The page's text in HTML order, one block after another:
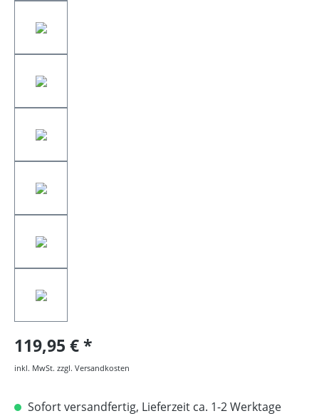
119,95 €
inkl. MwSt. zzgl. Versandkosten
Sofort versandfertig, Lieferzeit ca. 1-2 Werktage